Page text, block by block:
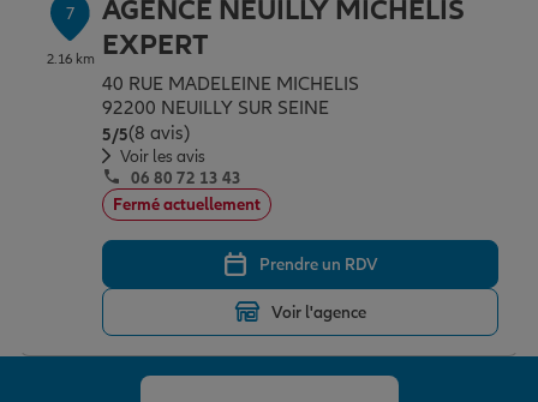
7
2.16 km
AGENCE NEUILLY MICHELIS
EXPERT
40 RUE MADELEINE MICHELIS
92200 NEUILLY SUR SEINE
5/5Note de 5 sur 5
(8 avis)
Voir les avis
06 80 72 13 43
Fermé actuellement
Prendre un RDV
Voir l'agence